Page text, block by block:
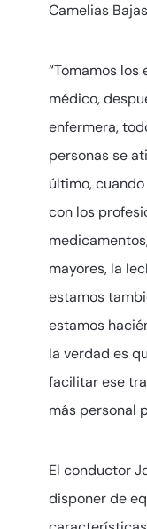
Camelias
“Tomamos los
médico,
enfermera,
personas se
último,
con los
mayores, la
estamos
estamos
la verdad es
facilitar ese
más personal
El conductor
disponer de